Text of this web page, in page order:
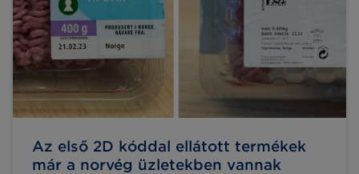
Az első 2D kóddal ellátott termékek
már a norvég üzletekben vannak